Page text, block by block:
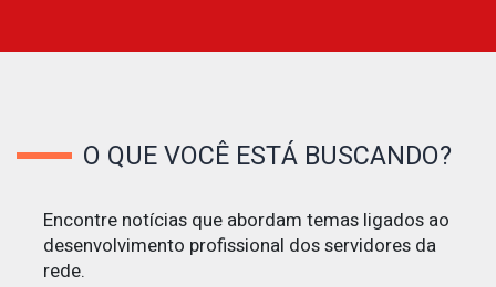
O QUE VOCÊ ESTÁ BUSCANDO?
Encontre notícias que abordam temas ligados ao
desenvolvimento profissional dos servidores da
rede.